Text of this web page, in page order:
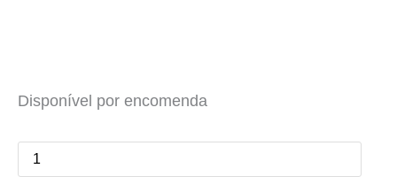
Disponível por encomenda
Tesla
GPU